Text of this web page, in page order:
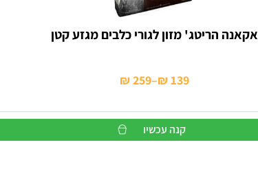
אקאנה הריטג' מזון לגורי כלבים מגזע קטן
₪139
–
₪259
טווח
⁦₪ 139⁩
עד
קנה עכשיו